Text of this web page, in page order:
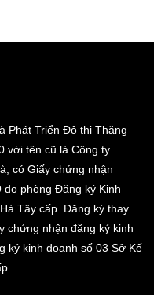
Phát Triển Đô thị Thăng
với tên cũ là Công ty
có Giấy chứng nhận
phòng Đăng ký Kinh
Tây cấp. Đăng ký thay
chứng nhận đăng ký kinh
ký kinh doanh số 03 Sở Kế